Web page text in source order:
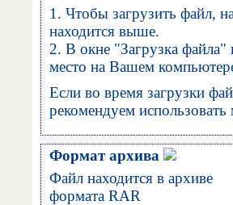
1. Чтобы загрузить файл,
находится выше.
2. В окне "Загрузка
место на Вашем
Если во время загрузки
рекомендуем
Формат архива
Файл находится в архиве
формата RAR